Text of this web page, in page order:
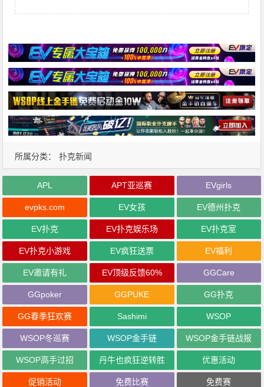
所属分类： 扑克新闻
APL APT亚巡赛 EVgirls
evpks.com EV女孩 EV德州扑克
EV扑克 EV扑克娱乐场 EV扑克室
EV扑克小游戏 EV疯狂送票 EV福利
EV邀请有礼 EV顶级反馈60% GGCare
GGpoker GGPUKE GG扑克
GG春季狂欢赛 Sashimi WSOP
WSOP冬巡赛 WSOP金手链 WSOP金手链战报
WSOP高手过招 丹牛也疯狂逆转胜 优惠活动
促销活动 免费比赛 免费赛